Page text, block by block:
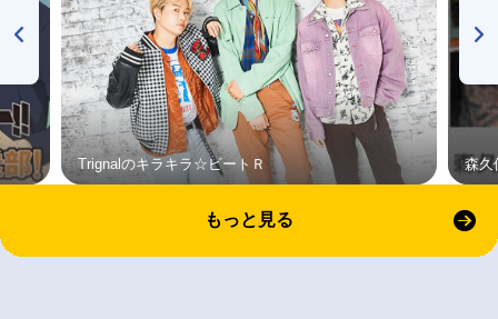
Trignalのキラキラ☆ビートＲ 森久
もっと見る